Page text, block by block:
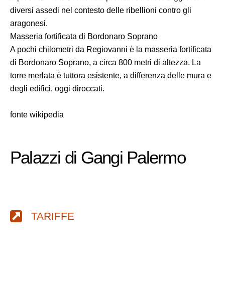
diversi assedi nel contesto delle ribellioni contro gli
aragonesi.
Masseria fortificata di Bordonaro Soprano
A pochi chilometri da Regiovanni è la masseria fortificata
di Bordonaro Soprano, a circa 800 metri di altezza. La
torre merlata è tuttora esistente, a differenza delle mura e
degli edifici, oggi diroccati.
fonte wikipedia
Palazzi di Gangi Palermo
TARIFFE